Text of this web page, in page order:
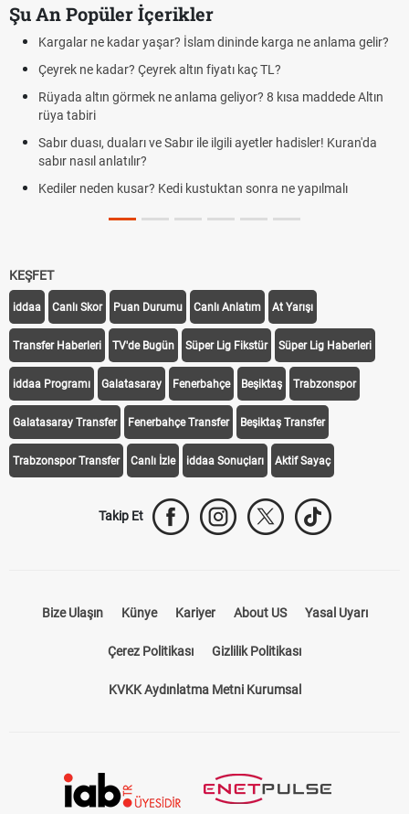
Şu An Popüler İçerikler
Kargalar ne kadar yaşar? İslam dininde karga ne anlama gelir?
Çeyrek ne kadar? Çeyrek altın fiyatı kaç TL?
Rüyada altın görmek ne anlama geliyor? 8 kısa maddede Altın
rüya tabiri
Sabır duası, duaları ve Sabır ile ilgili ayetler hadisler! Kuran'da
sabır nasıl anlatılır?
Kediler neden kusar? Kedi kustuktan sonra ne yapılmalı
KEŞFET
iddaa Canlı Skor Puan Durumu Canlı Anlatım At Yarışı
Transfer Haberleri TV'de Bugün Süper Lig Fikstür Süper Lig Haberleri
iddaa Programı Galatasaray Fenerbahçe Beşiktaş Trabzonspor
Galatasaray Transfer Fenerbahçe Transfer Beşiktaş Transfer
Trabzonspor Transfer Canlı İzle iddaa Sonuçları Aktif Sayaç
Takip Et
Bize Ulaşın Künye Kariyer About US Yasal Uyarı
Çerez Politikası Gizlilik Politikası
KVKK Aydınlatma Metni Kurumsal